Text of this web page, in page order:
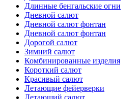
Длинные бенгальские огни
Дневной салют
Дневной салют фонтан
Дневной салют фонтан
Дорогой салют
Зимний салют
Комбинированные изделия
Короткий салют
Красивый салют
Летающие фейерверки
Летающий салют